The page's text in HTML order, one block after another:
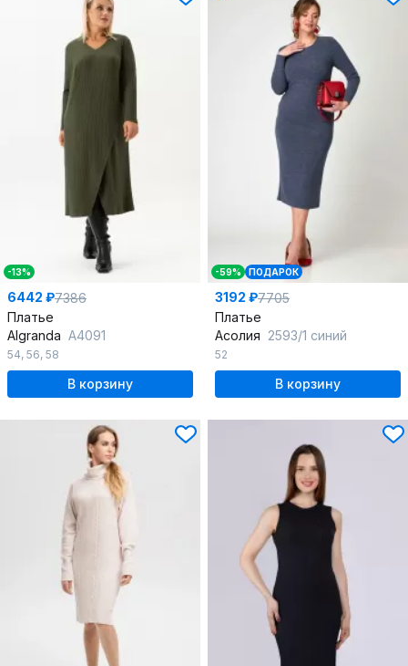
-13%
6442 ₽7386
Платье
Algranda А4091
54, 56, 58
В корзину
-59% ПОДАРОК
3192 ₽7705
Платье
Асолия 2593/1 синий
52
В корзину